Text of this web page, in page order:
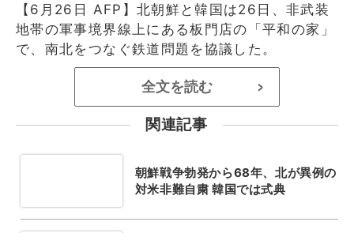
【6月26日 AFP】北朝鮮と韓国は26日、非武装
地帯の軍事境界線上にある板門店の「平和の家」
で、南北をつなぐ鉄道問題を協議した。
全文を読む >
関連記事
朝鮮戦争勃発から68年、北が異例の
対米非難自粛 韓国では式典